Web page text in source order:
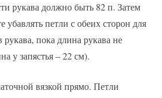
рукава должно быть 82 п. Затем
убавлять петли с обеих сторон для
пока длина рукава не
у запястья – 22 см).
вязкой прямо. Петли